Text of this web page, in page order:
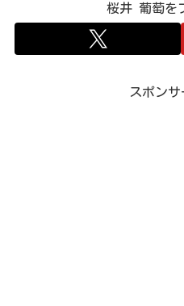
桜井 葡萄を
スポンサ